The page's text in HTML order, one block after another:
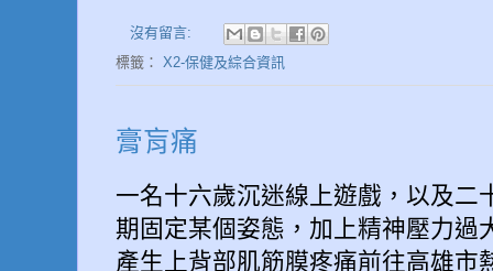
沒有留言:
標籤： X2-保健及綜合資訊
膏肓痛
一名十六歲沉迷線上遊戲，以及二
期固定某個姿態，加上精神壓力過
產生上背部肌筋膜疼痛前往高雄市